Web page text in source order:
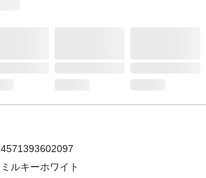
4571393602097
ミルキーホワイト